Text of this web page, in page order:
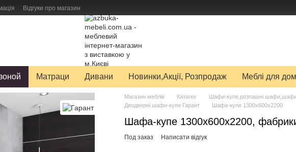
Відгуки про магазин
Матраци Дивани Новинки,Акції, Розпродаж Меблі для
Магазин меблів Каталог Шафи-купе,розпашні
Дводверні шафи-купе Гарант
Шафа-купе 1300x600x2200
Шафа-купе 1300x600x2200,
Под заказ Написати відгук